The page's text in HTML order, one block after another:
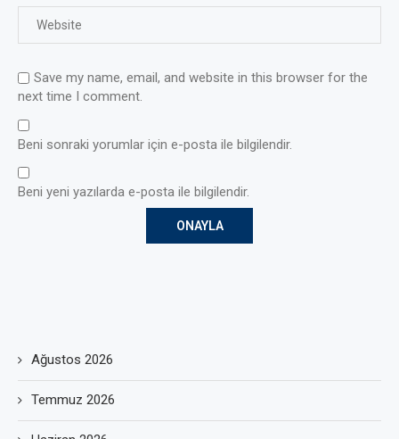
Save my name, email, and website in this browser for the
next time I comment.
Beni sonraki yorumlar için e-posta ile bilgilendir.
Beni yeni yazılarda e-posta ile bilgilendir.
Ağustos 2026
Temmuz 2026